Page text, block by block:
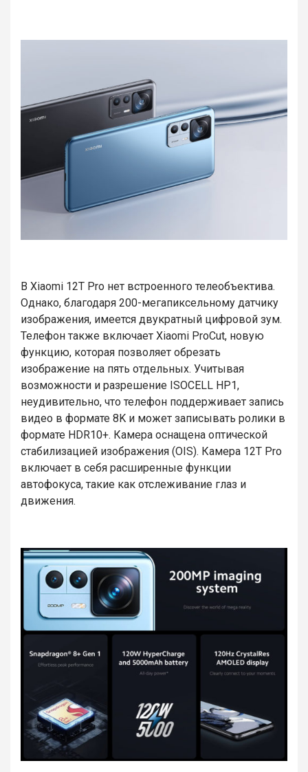
В Xiaomi 12T Pro нет встроенного телеобъектива.
Однако, благодаря 200-мегапиксельному датчику
изображения, имеется двукратный цифровой зум.
Телефон также включает Xiaomi ProCut, новую
функцию, которая позволяет обрезать
изображение на пять отдельных. Учитывая
возможности и разрешение ISOCELL HP1,
неудивительно, что телефон поддерживает запись
видео в формате 8K и может записывать ролики в
формате HDR10+. Камера оснащена оптической
стабилизацией изображения (OIS). Камера 12T Pro
включает в себя расширенные функции
автофокуса, такие как отслеживание глаз и
движения.